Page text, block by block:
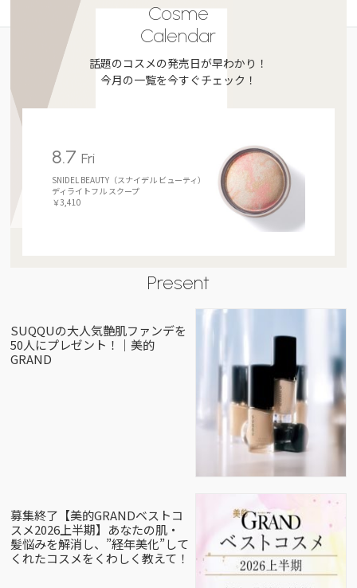
Cosme
Calendar
話題のコスメの発売日が早わかり！
今月の一覧を今すぐチェック！
8.7 Fri
SNIDEL BEAUTY（スナイデル ビューティ）
ディライトフル スクープ
￥3,410
Present
SUQQUの大人気艶肌ファンデを
50人にプレゼント！｜美的
GRAND
募集終了【美的GRANDベストコ
スメ2026上半期】あなたの肌・
髪悩みを解消し、”経年美化”して
くれたコスメをくわしく教えて！